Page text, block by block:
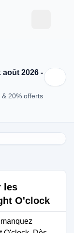
2026 -
20% offerts
les
O'clock